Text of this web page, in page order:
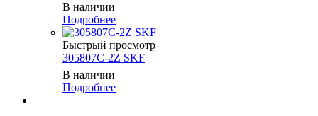
В наличии
Подробнее
Быстрый просмотр
305807C-2Z SKF
В наличии
Подробнее